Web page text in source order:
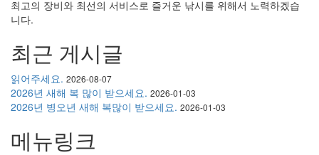
최고의 장비와 최선의 서비스로 즐거운 낚시를 위해서 노력하겠습
니다.
최근 게시글
읽어주세요. 2026-08-07
2026년 새해 복 많이 받으세요. 2026-01-03
2026년 병오년 새해 복많이 받으세요. 2026-01-03
메뉴링크